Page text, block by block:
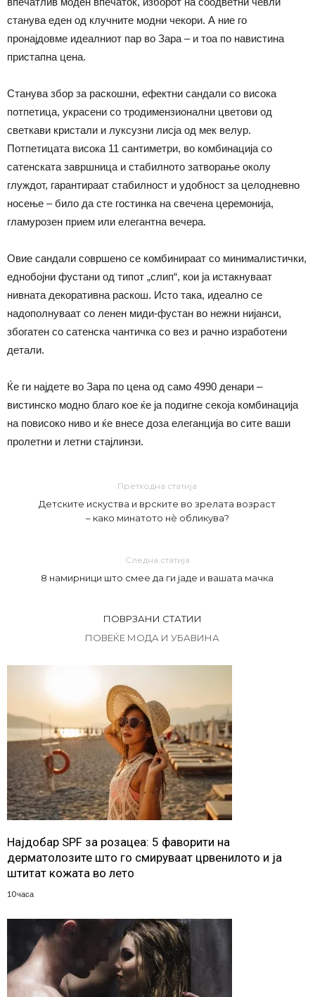
станува еден од клучните модни чекори. А ние го
пронајдовме идеалниот пар во Зара – и тоа по навистина
пристапна цена.
Станува збор за раскошни, ефектни сандали со висока
потпетица, украсени со тродимензионални цветови од
светкави кристали и луксузни лисја од мек велур.
Потпетицата висока 11 сантиметри, во комбинација со
сатенската завршница и стабилното затворање околу
глуждот, гарантираат стабилност и удобност за целодневно
носење – било да сте гостинка на свечена церемонија,
гламурозен прием или елегантна вечера.
Овие сандали совршено се комбинираат со минималистички,
еднобојни фустани од типот „слип“, кои ја истакнуваат
нивната декоративна раскош. Исто така, идеално се
надополнуваат со ленен миди-фустан во нежни нијанси,
збогатен со сатенска чантичка со вез и рачно изработени
детали.
Ќе ги најдете во Зара по цена од само 4990 денари –
вистинско модно благо кое ќе ја подигне секоја комбинација
на повисоко ниво и ќе внесе доза елеганција во сите ваши
пролетни и летни стајлинзи.
Претходна статија
Детските искуства и врските во зрелата возраст
– како минатото нè обликува?
Следна статија
8 намирници што смее да ги јаде и вашата мачка
ПОВРЗАНИ СТАТИИ
ПОВЕЌЕ МОДА И УБАВИНА
Најдобар SPF за розацеа: 5 фаворити на
дерматолозите што го смируваат црвенилото и ја
штитат кожата во лето
10 часа